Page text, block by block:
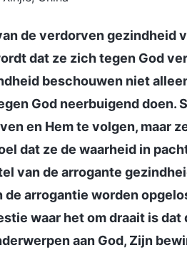
de verdorven gezindheid
dat ze zich tegen God
beschouwen niet
God neerbuigend doen.
en Hem te volgen, maar
dat ze de waarheid in
van de arrogante
de arrogantie worden
waar het om draait is dat
aan God, Zijn